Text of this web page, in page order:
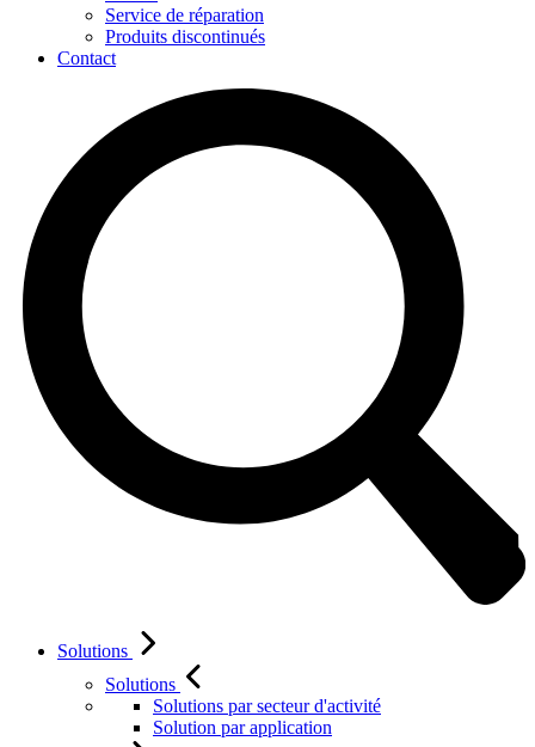
Service de réparation
Produits discontinués
Contact
Solutions
Solutions
Solutions par secteur d'activité
Solution par application